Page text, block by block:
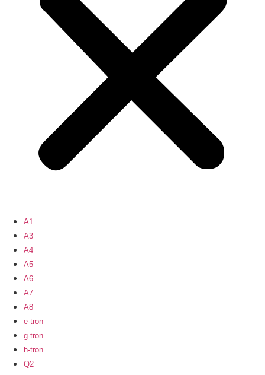
A1
A3
A4
A5
A6
A7
A8
e-tron
g-tron
h-tron
Q2